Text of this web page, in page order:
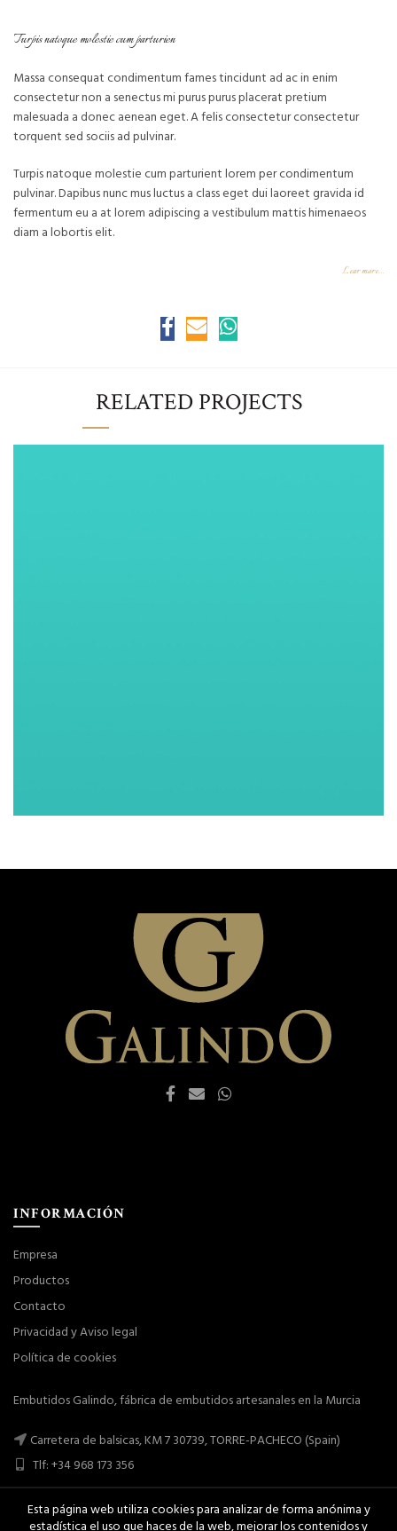
Turpis natoque molestie cum parturien
Massa consequat condimentum fames tincidunt ad ac in enim
consectetur non a senectus mi purus purus placerat pretium
malesuada a donec aenean eget. A felis consectetur consectetur
torquent sed sociis ad pulvinar.
Turpis natoque molestie cum parturient lorem per condimentum
pulvinar. Dapibus nunc mus luctus a class eget dui laoreet gravida id
fermentum eu a at lorem adipiscing a vestibulum mattis himenaeos
diam a lobortis elit.
Lear more…
RELATED PROJECTS
INFORMACIÓN
Empresa
Productos
Contacto
Privacidad y Aviso legal
Política de cookies
Embutidos Galindo, fábrica de embutidos artesanales en la Murcia
Carretera de balsicas, KM 7 30739, TORRE-PACHECO (Spain)
Tlf: +34 968 173 356
Esta página web utiliza cookies para analizar de forma anónima y